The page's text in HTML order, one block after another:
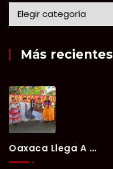
Más recientes
Oaxaca Llega A Chetumal Con El Color, Sabor Y Tradición De La Guelaguetza 2026.